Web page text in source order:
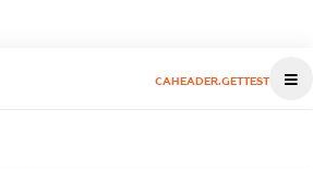
CAHEADER.GETTEST